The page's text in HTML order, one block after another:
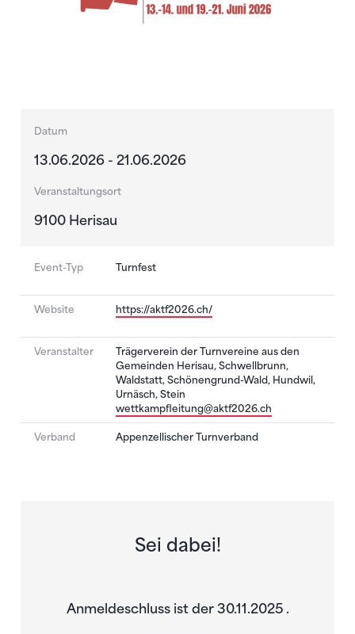
Datum
13.06.2026 - 21.06.2026
Veranstaltungsort
9100 Herisau
Event-Typ Turnfest
Website https://aktf2026.ch/
Veranstalter
Trägerverein der Turnvereine aus den
Gemeinden Herisau, Schwellbrunn,
Waldstatt, Schönengrund-Wald, Hundwil,
Urnäsch, Stein
wettkampfleitung@aktf2026.ch
Verband Appenzellischer Turnverband
Sei dabei!
Anmeldeschluss ist der 30.11.2025 .